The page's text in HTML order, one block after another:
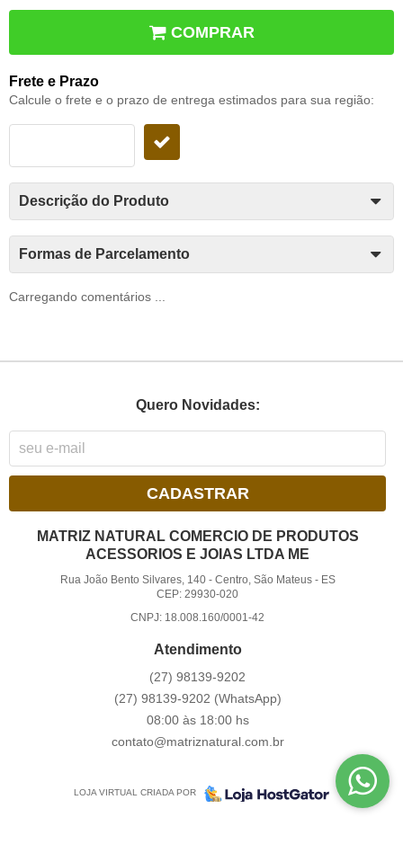
COMPRAR
Frete e Prazo
Calcule o frete e o prazo de entrega estimados para sua região:
Descrição do Produto
Formas de Parcelamento
Carregando comentários ...
Quero Novidades:
CADASTRAR
MATRIZ NATURAL COMERCIO DE PRODUTOS
ACESSORIOS E JOIAS LTDA ME
Rua João Bento Silvares, 140- Centro, São Mateus- ES
CEP: 29930-020
CNPJ: 18.008.160/0001-42
Atendimento
(27) 98139-9202
(27) 98139-9202 (WhatsApp)
08:00 às 18:00 hs
contato@matriznatural.com.br
LOJA VIRTUAL CRIADA POR